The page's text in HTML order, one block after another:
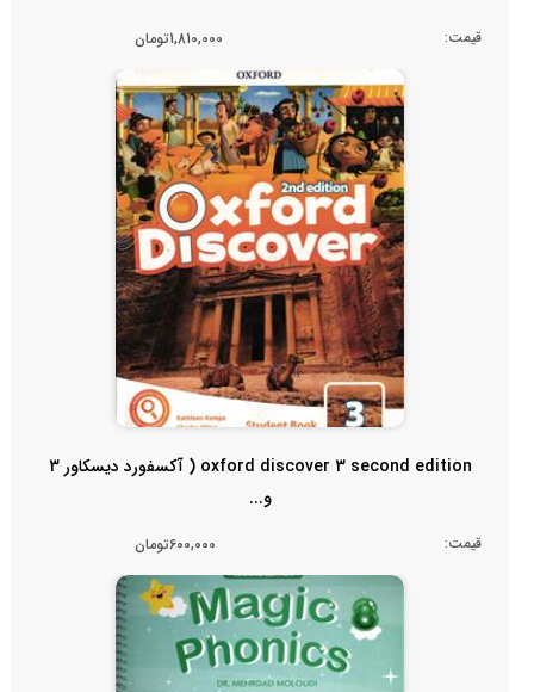
قیمت: 1,810,000تومان
oxford discover 3 second edition ( آکسفورد دیسکاور 3
و...
قیمت: 600,000تومان